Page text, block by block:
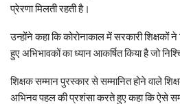
प्रेरणा मिलती रहती है।
उन्होंने कहा कि कोरोनाकाल में सरकारी शिक्षकों ने
हुए अभिभावकों का ध्यान आकर्षित किया है जो
शिक्षक सम्मान पुरस्कार से सम्मानित होने वाले
अभिनव पहल की प्रशंसा करते हुए कहा कि ऐसे